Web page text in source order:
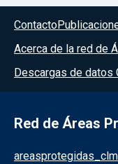
Contacto
Acerca de la red de
Descargas de datos
Red de Áreas